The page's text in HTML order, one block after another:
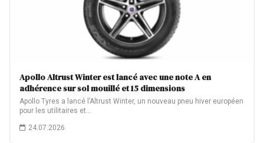
Apollo Altrust Winter est lancé avec une note A en
adhérence sur sol mouillé et 15 dimensions
Apollo Tyres a lancé l’Altrust Winter, un nouveau pneu hiver européen
pour les utilitaires et…
24.07.2026